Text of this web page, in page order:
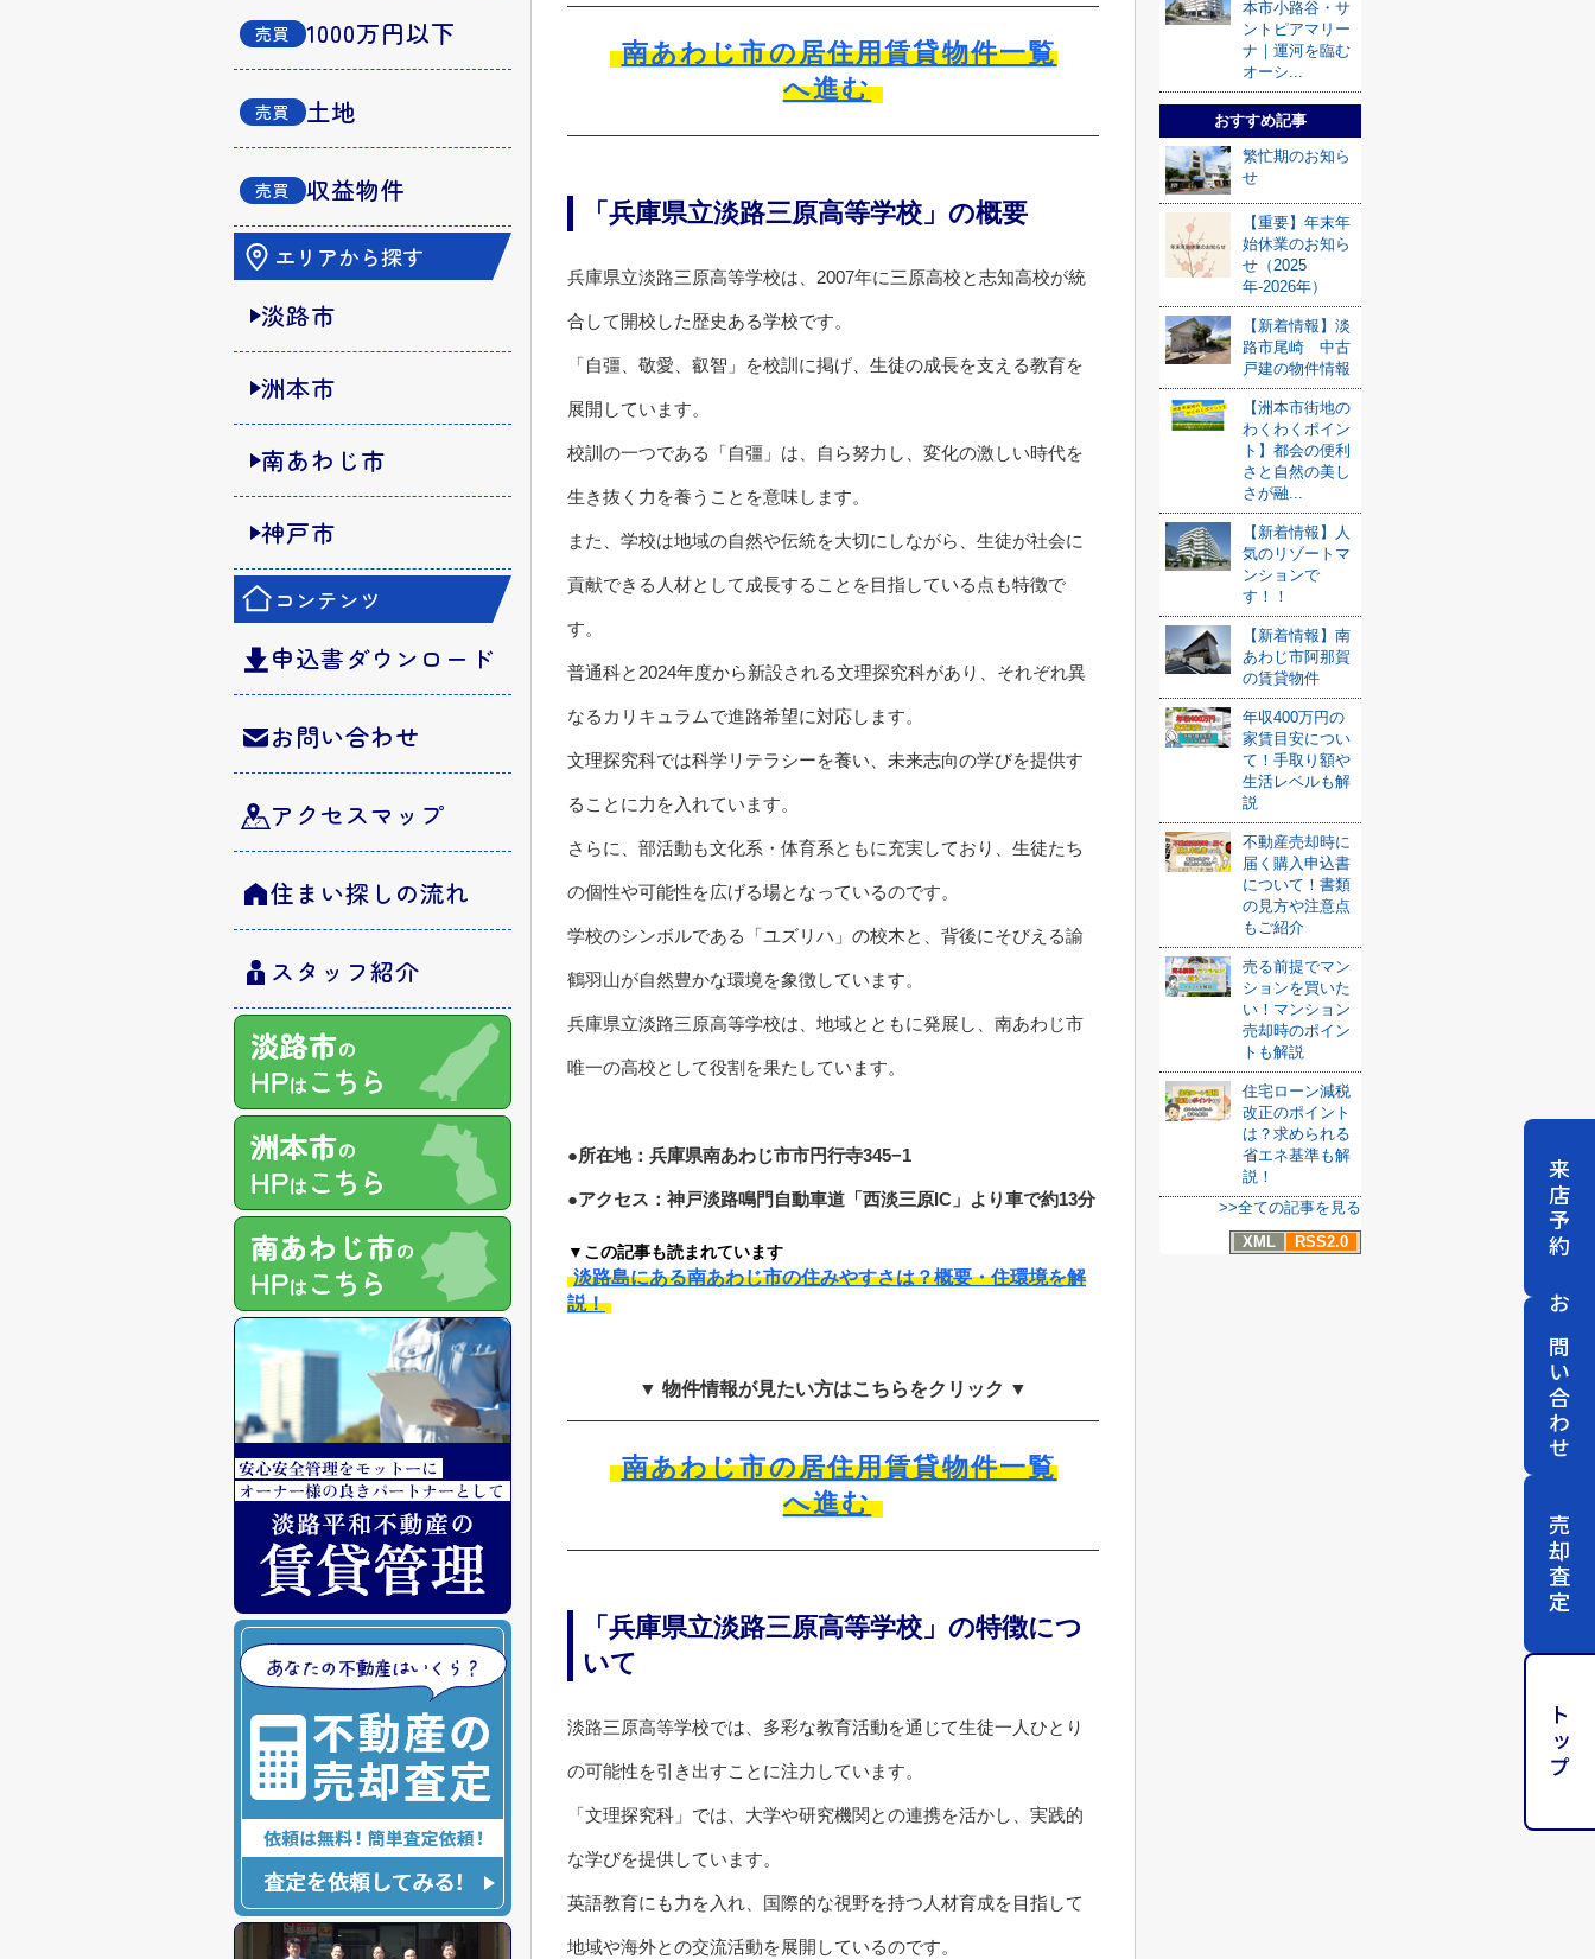
南あわじ市の居住用賃貸物件一覧
へ進む
「兵庫県立淡路三原高等学校」の概要
兵庫県立淡路三原高等学校は、2007年に三原高校と志知高校が統
合して開校した歴史ある学校です。
「自彊、敬愛、叡智」を校訓に掲げ、生徒の成長を支える教育を
展開しています。
校訓の一つである「自彊」は、自ら努力し、変化の激しい時代を
生き抜く力を養うことを意味します。
また、学校は地域の自然や伝統を大切にしながら、生徒が社会に
貢献できる人材として成長することを目指している点も特徴で
す。
普通科と2024年度から新設される文理探究科があり、それぞれ異
なるカリキュラムで進路希望に対応します。
文理探究科では科学リテラシーを養い、未来志向の学びを提供す
ることに力を入れています。
さらに、部活動も文化系・体育系ともに充実しており、生徒たち
の個性や可能性を広げる場となっているのです。
学校のシンボルである「ユズリハ」の校木と、背後にそびえる諭
鶴羽山が自然豊かな環境を象徴しています。
兵庫県立淡路三原高等学校は、地域とともに発展し、南あわじ市
唯一の高校として役割を果たしています。
●所在地：兵庫県南あわじ市市円行寺345−1
●アクセス：神戸淡路鳴門自動車道「西淡三原IC」より車で約13分
▼この記事も読まれています
淡路島にある南あわじ市の住みやすさは？概要・住環境を解
説！
▼ 物件情報が見たい方はこちらをクリック ▼
南あわじ市の居住用賃貸物件一覧
へ進む
「兵庫県立淡路三原高等学校」の特徴につ
いて
淡路三原高等学校では、多彩な教育活動を通じて生徒一人ひとり
の可能性を引き出すことに注力しています。
「文理探究科」では、大学や研究機関との連携を活かし、実践的
な学びを提供しています。
英語教育にも力を入れ、国際的な視野を持つ人材育成を目指して
地域や海外との交流活動を展開しているのです。
本市小路谷・サ
ントピアマリー
ナ｜運河を臨む
オーシ...
おすすめ記事
繁忙期のお知ら
せ
【重要】年末年
始休業のお知ら
せ（2025
年-2026年）
【新着情報】淡
路市尾崎 中古
戸建の物件情報
【洲本市街地の
わくわくポイン
ト】都会の便利
さと自然の美し
さが融...
【新着情報】人
気のリゾートマ
ンションで
す！！
【新着情報】南
あわじ市阿那賀
の賃貸物件
年収400万円の
家賃目安につい
て！手取り額や
生活レベルも解
説
不動産売却時に
届く購入申込書
について！書類
の見方や注意点
もご紹介
売る前提でマン
ションを買いた
い！マンション
売却時のポイン
トも解説
住宅ローン減税
改正のポイント
は？求められる
省エネ基準も解
説！
>>全ての記事を見る
XML
RSS2.0
1000万円以下
土地
収益物件
エリアから探す
淡路市
洲本市
南あわじ市
神戸市
コンテンツ
申込書ダウンロード
お問い合わせ
アクセスマップ
住まい探しの流れ
スタッフ紹介
来店予約
お問い合わせ
売却査定
トップ